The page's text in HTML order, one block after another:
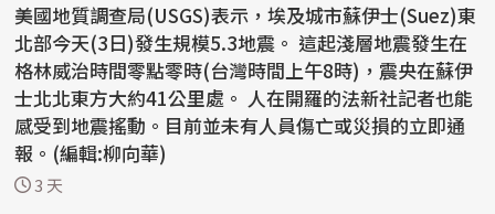
美國地質調查局(USGS)表示，埃及城市蘇伊士(Suez)東
北部今天(3日)發生規模5.3地震。 這起淺層地震發生在
格林威治時間零點零時(台灣時間上午8時)，震央在蘇伊
士北北東方大約41公里處。 人在開羅的法新社記者也能
感受到地震搖動。目前並未有人員傷亡或災損的立即通
報。(編輯:柳向華)
3 天